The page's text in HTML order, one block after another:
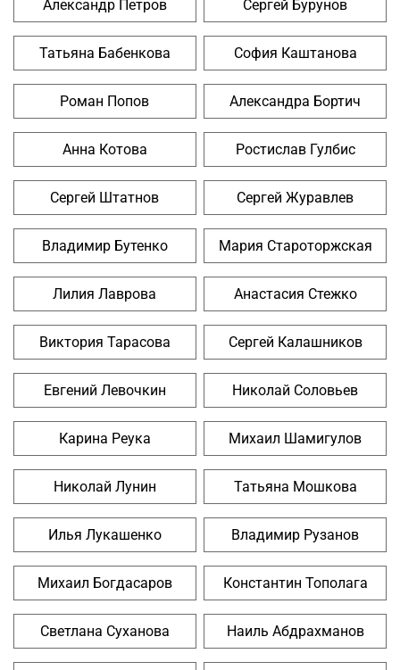
Александр Петров Сергей Бурунов
Татьяна Бабенкова София Каштанова
Роман Попов Александра Бортич
Анна Котова Ростислав Гулбис
Сергей Штатнов Сергей Журавлев
Владимир Бутенко Мария Староторжская
Лилия Лаврова Анастасия Стежко
Виктория Тарасова Сергей Калашников
Евгений Левочкин Николай Соловьев
Карина Реука Михаил Шамигулов
Николай Лунин Татьяна Мошкова
Илья Лукашенко Владимир Рузанов
Михаил Богдасаров Константин Тополага
Светлана Суханова Наиль Абдрахманов